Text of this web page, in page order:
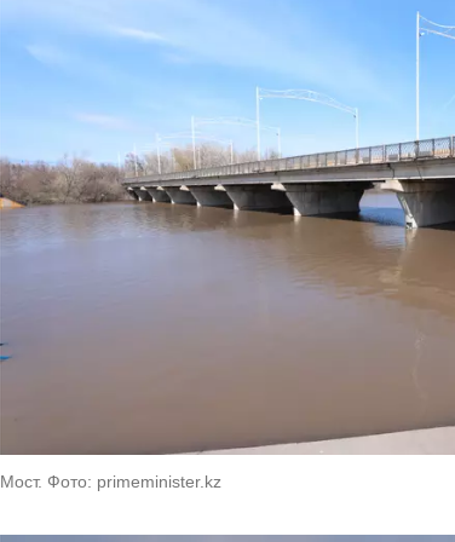
Мост. Фото: primeminister.kz